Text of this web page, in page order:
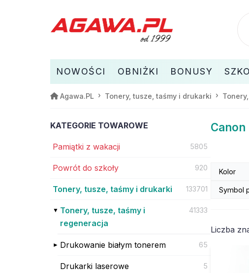
NOWOŚCI OBNIŻKI BONUSY
Agawa.PL Tonery, tusze, taśmy i drukarki
KATEGORIE TOWAROWE
Pamiątki z wakacji 5805
Powrót do szkoły 920
Tonery, tusze, taśmy i drukarki 133701
Tonery, tusze, taśmy i
regeneracja
41333
Drukowanie białym tonerem 65
Drukarki laserowe 5
Liczba